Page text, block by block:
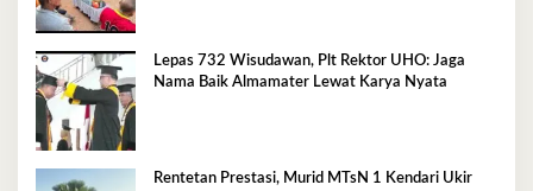
Lepas 732 Wisudawan, Plt Rektor UHO: Jaga
Nama Baik Almamater Lewat Karya Nyata
Rentetan Prestasi, Murid MTsN 1 Kendari Ukir